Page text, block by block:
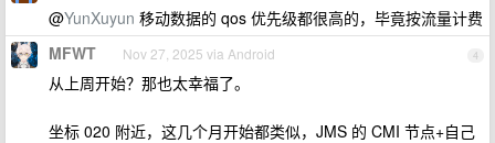
@YunXuyun 移动数据的 qos 优先级都很高的，毕竟按流量计费
4
MFWT Nov 27, 2025 via Android
从上周开始？那也太幸福了。
坐标 020 附近，这几个月开始都类似，JMS 的 CMI 节点+自己